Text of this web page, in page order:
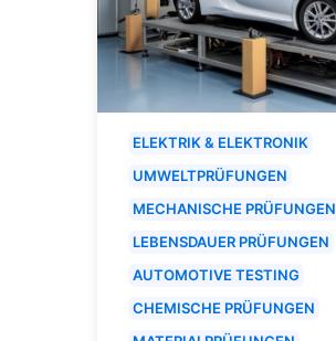
ELEKTRIK & ELEKTRONIK
UMWELTPRÜFUNGEN
MECHANISCHE PRÜFUNGEN
LEBENSDAUER PRÜFUNGEN
AUTOMOTIVE TESTING
CHEMISCHE PRÜFUNGEN